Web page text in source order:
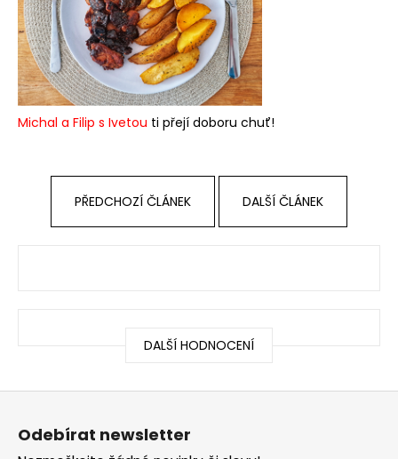
Michal a Filip s Ivetou ti přejí doboru chuť!
PŘEDCHOZÍ ČLÁNEK DALŠÍ ČLÁNEK
DALŠÍ HODNOCENÍ
Odebírat newsletter